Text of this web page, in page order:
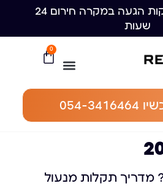
ממוצע 25-30 דקות הגעה במקרה חירום 24
שעות
0
מדריך תקלות מנעול